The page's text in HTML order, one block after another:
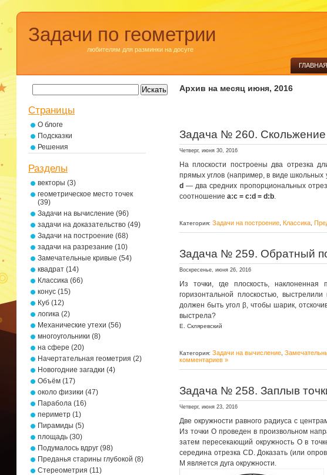
Задачи по геометрии
любителям для разминки на досуге
ГЛАВНАЯ
Архив на месяц июня, 2016
Задача № 260. Скольжение
Четверг, июня 30, 2016
На плоскости построены два отрезка
прямых углов (например, в виде школьных
d — два средних пропорциональных
соотношение a:c = c:d = d:b.
Категория: Задачи на построение Классика
Задача № 259. Обратный
Воскресенье, июня 26, 2016
Из точки, где плоскость,
горизонтальной плоскостью,
должен быть угол β, чтобы шарик,
выстрела?
Е. Скляревский
Категория: Задачи на вычисление
комментариев »
Задача № 258. Заплыв
Четверг, июня 23, 2016
Две окружности равного радиуса с
Из точки О проведен в произвольном
затем пересекающий окружность O в
середина отрезка CD. Доказать (или
M является дуга окружности.
Страницы
О блоге
Подсказки
Решения
Разделы
векторы (3)
геометрическое место точек
(39)
Задачи на вычисление (96)
задачи на доказательство (49)
Задачи на построение (68)
задачи на разрезание (10)
Замечательные кривые (54)
квадрат (14)
Классика (66)
конус (15)
Куб (12)
логика (2)
Механические утехи (56)
многоугольники (8)
на сфере (20)
Начертательная геометрия (2)
Новогодние загадки (4)
Объём (17)
около физики (47)
Парабола (16)
периметр (1)
Пирамиды (5)
площадь (30)
Подумалось вдруг (98)
Преданья старины глубокой (8)
Стереометрия (11)